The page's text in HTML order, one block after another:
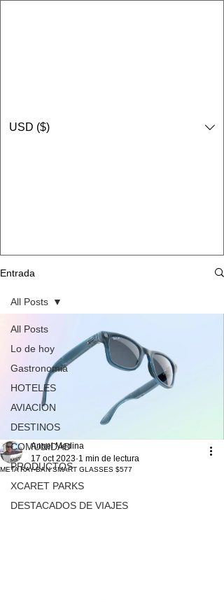
USD ($)
Entrada
All Posts
Lo de hoy
Gastronomia
HOTELES
AVIACION
DESTINOS
COMUNIDAD
PRODUCTOS
XCARET PARKS
DESTACADOS DE VIAJES
All Posts
META RAY-BAN SMART GLASSES $577
Angel Medina
17 oct 2023 1 min de lectura